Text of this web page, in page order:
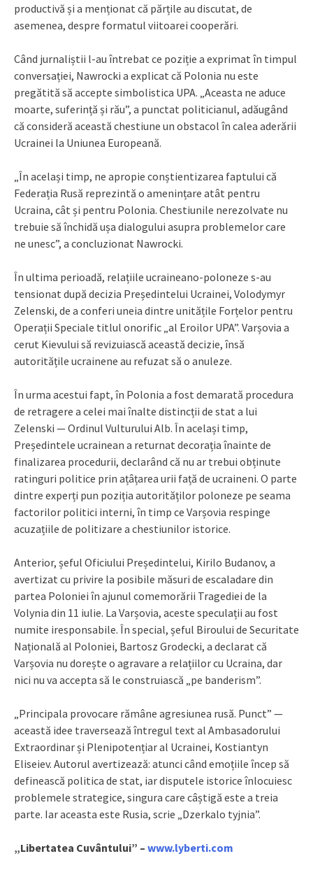
productivă și a menționat că părțile au discutat, de
asemenea, despre formatul viitoarei cooperări.
Când jurnaliștii l-au întrebat ce poziție a exprimat în timpul
conversației, Nawrocki a explicat că Polonia nu este
pregătită să accepte simbolistica UPA. „Aceasta ne aduce
moarte, suferință și rău”, a punctat politicianul, adăugând
că consideră această chestiune un obstacol în calea aderării
Ucrainei la Uniunea Europeană.
„În același timp, ne apropie conștientizarea faptului că
Federația Rusă reprezintă o amenințare atât pentru
Ucraina, cât și pentru Polonia. Chestiunile nerezolvate nu
trebuie să închidă ușa dialogului asupra problemelor care
ne unesc”, a concluzionat Nawrocki.
În ultima perioadă, relațiile ucraineano-poloneze s-au
tensionat după decizia Președintelui Ucrainei, Volodymyr
Zelenski, de a conferi uneia dintre unitățile Forțelor pentru
Operații Speciale titlul onorific „al Eroilor UPA”. Varșovia a
cerut Kievului să revizuiască această decizie, însă
autoritățile ucrainene au refuzat să o anuleze.
În urma acestui fapt, în Polonia a fost demarată procedura
de retragere a celei mai înalte distincții de stat a lui
Zelenski — Ordinul Vulturului Alb. În același timp,
Președintele ucrainean a returnat decorația înainte de
finalizarea procedurii, declarând că nu ar trebui obținute
ratinguri politice prin ațâțarea urii față de ucraineni. O parte
dintre experți pun poziția autorităților poloneze pe seama
factorilor politici interni, în timp ce Varșovia respinge
acuzațiile de politizare a chestiunilor istorice.
Anterior, șeful Oficiului Președintelui, Kirilo Budanov, a
avertizat cu privire la posibile măsuri de escaladare din
partea Poloniei în ajunul comemorării Tragediei de la
Volynia din 11 iulie. La Varșovia, aceste speculații au fost
numite iresponsabile. În special, șeful Biroului de Securitate
Națională al Poloniei, Bartosz Grodecki, a declarat că
Varșovia nu dorește o agravare a relațiilor cu Ucraina, dar
nici nu va accepta să le construiască „pe banderism”.
„Principala provocare rămâne agresiunea rusă. Punct” —
această idee traversează întregul text al Ambasadorului
Extraordinar și Plenipotențiar al Ucrainei, Kostiantyn
Eliseiev. Autorul avertizează: atunci când emoțiile încep să
definească politica de stat, iar disputele istorice înlocuiesc
problemele strategice, singura care câștigă este a treia
parte. Iar aceasta este Rusia, scrie „Dzerkalo tyjnia”.
„Libertatea Cuvântului” – www.lyberti.com